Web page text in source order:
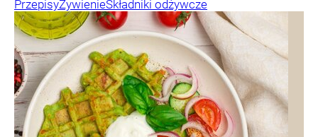
PrzepisyŻywienieSkładniki odżywcze